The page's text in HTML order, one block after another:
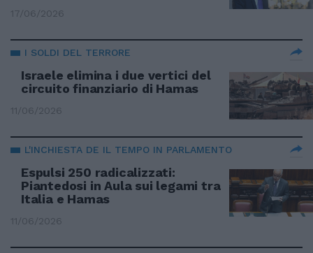
17/06/2026
I SOLDI DEL TERRORE
Israele elimina i due vertici del
circuito finanziario di Hamas
11/06/2026
L'INCHIESTA DE IL TEMPO IN PARLAMENTO
Espulsi 250 radicalizzati:
Piantedosi in Aula sui legami tra
Italia e Hamas
11/06/2026